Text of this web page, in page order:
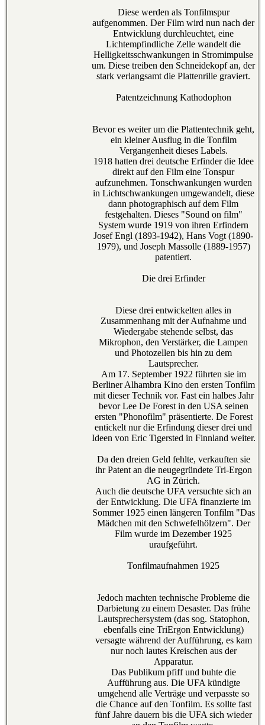
Diese werden als Tonfilmspur
aufgenommen. Der Film wird nun nach der
Entwicklung durchleuchtet, eine
Lichtempfindliche Zelle wandelt die
Helligkeitsschwankungen in Stromimpulse
um. Diese treiben den Schneidekopf an, der
stark verlangsamt die Plattenrille graviert.
Patentzeichnung Kathodophon
Bevor es weiter um die Plattentechnik geht,
ein kleiner Ausflug in die Tonfilm
Vergangenheit dieses Labels.
1918 hatten drei deutsche Erfinder die Idee
direkt auf den Film eine Tonspur
aufzunehmen. Tonschwankungen wurden
in Lichtschwankungen umgewandelt, diese
dann photographisch auf dem Film
festgehalten. Dieses "Sound on film"
System wurde 1919 von ihren Erfindern
Josef Engl (1893-1942), Hans Vogt (1890-
1979), und Joseph Massolle (1889-1957)
patentiert.
Die drei Erfinder
Diese drei entwickelten alles in
Zusammenhang mit der Aufnahme und
Wiedergabe stehende selbst, das
Mikrophon, den Verstärker, die Lampen
und Photozellen bis hin zu dem
Lautsprecher.
Am 17. September 1922 führten sie im
Berliner Alhambra Kino den ersten Tonfilm
mit dieser Technik vor. Fast ein halbes Jahr
bevor Lee De Forest in den USA seinen
ersten "Phonofilm" präsentierte. De Forest
entickelt nur die Erfindung dieser drei und
Ideen von Eric Tigersted in Finnland weiter.
Da den dreien Geld fehlte, verkauften sie
ihr Patent an die neugegründete Tri-Ergon
AG in Zürich.
Auch die deutsche UFA versuchte sich an
der Entwicklung. Die UFA finanzierte im
Sommer 1925 einen längeren Tonfilm "Das
Mädchen mit den Schwefelhölzern". Der
Film wurde im Dezember 1925
uraufgeführt.
Tonfilmaufnahmen 1925
Jedoch machten technische Probleme die
Darbietung zu einem Desaster. Das frühe
Lautsprechersystem (das sog. Statophon,
ebenfalls eine TriErgon Entwicklung)
versagte während der Aufführung, es kam
nur noch lautes Kreischen aus der
Apparatur.
Das Publikum pfiff und buhte die
Aufführung aus. Die UFA kündigte
umgehend alle Verträge und verpasste so
die Chance auf den Tonfilm. Es sollte fast
fünf Jahre dauern bis die UFA sich wieder